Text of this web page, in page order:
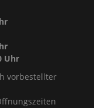
Uhr
vorbestellter